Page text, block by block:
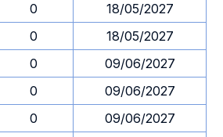
0
18/05/2027
0
18/05/2027
0
09/06/2027
0
09/06/2027
0
09/06/2027